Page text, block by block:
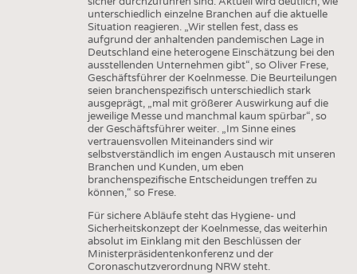
unterschiedlich einzelne Branchen auf die aktuelle
Situation reagieren. „Wir stellen fest, dass es
aufgrund der anhaltenden pandemischen Lage in
Deutschland eine heterogene Einschätzung bei den
ausstellenden Unternehmen gibt“, so Oliver Frese,
Geschäftsführer der Koelnmesse. Die Beurteilungen
seien branchenspezifisch unterschiedlich stark
ausgeprägt, „mal mit größerer Auswirkung auf die
jeweilige Messe und manchmal kaum spürbar“, so
der Geschäftsführer weiter. „Im Sinne eines
vertrauensvollen Miteinanders sind wir
selbstverständlich im engen Austausch mit unseren
Branchen und Kunden, um eben
branchenspezifische Entscheidungen treffen zu
können,“ so Frese.
Für sichere Abläufe steht das Hygiene- und
Sicherheitskonzept der Koelnmesse, das weiterhin
absolut im Einklang mit den Beschlüssen der
Ministerpräsidentenkonferenz und der
Coronaschutzverordnung NRW steht.